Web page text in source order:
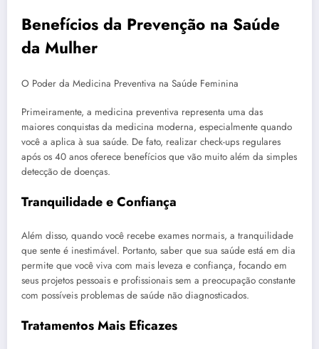
Benefícios da Prevenção na Saúde
da Mulher
O Poder da Medicina Preventiva na Saúde Feminina
Primeiramente, a medicina preventiva representa uma das
maiores conquistas da medicina moderna, especialmente quando
você a aplica à sua saúde. De fato, realizar check-ups regulares
após os 40 anos oferece benefícios que vão muito além da simples
detecção de doenças.
Tranquilidade e Confiança
Além disso, quando você recebe exames normais, a tranquilidade
que sente é inestimável. Portanto, saber que sua saúde está em dia
permite que você viva com mais leveza e confiança, focando em
seus projetos pessoais e profissionais sem a preocupação constante
com possíveis problemas de saúde não diagnosticados.
Tratamentos Mais Eficazes